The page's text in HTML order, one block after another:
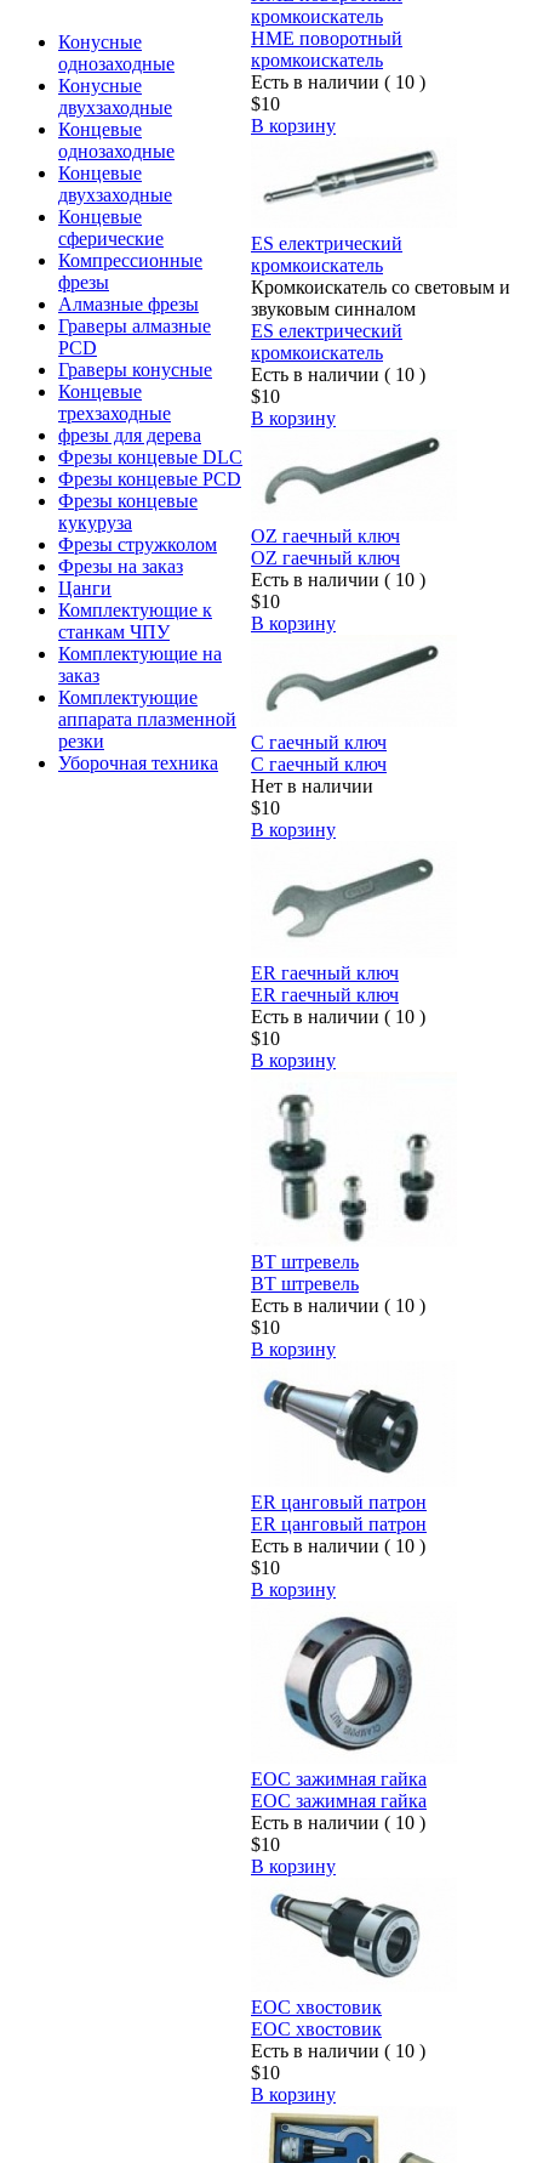
Конусные
однозаходные
Конусные
двухзаходные
Концевые
однозаходные
Концевые
двухзаходные
Концевые
сферические
Компрессионные
фрезы
Алмазные фрезы
Граверы алмазные
PCD
Граверы конусные
Концевые
трехзаходные
фрезы для дерева
Фрезы концевые DLC
Фрезы концевые PCD
Фрезы концевые
кукуруза
Фрезы стружколом
Фрезы на заказ
Цанги
Комплектующие к
станкам ЧПУ
Комплектующие на
заказ
Комплектующие
аппарата плазменной
резки
Уборочная техника
кромкоискатель
HME поворотный
кромкоискатель
Есть в наличии ( 10 )
$10
В корзину
ES електрический
кромкоискатель
Кромкоискатель со световым и
звуковым синналом
ES електрический
кромкоискатель
Есть в наличии ( 10 )
$10
В корзину
OZ гаечный ключ
OZ гаечный ключ
Есть в наличии ( 10 )
$10
В корзину
C гаечный ключ
C гаечный ключ
Нет в наличии
$10
В корзину
ER гаечный ключ
ER гаечный ключ
Есть в наличии ( 10 )
$10
В корзину
BT штревель
BT штревель
Есть в наличии ( 10 )
$10
В корзину
ER цанговый патрон
ER цанговый патрон
Есть в наличии ( 10 )
$10
В корзину
EOC зажимная гайка
EOC зажимная гайка
Есть в наличии ( 10 )
$10
В корзину
EOC хвостовик
EOC хвостовик
Есть в наличии ( 10 )
$10
В корзину